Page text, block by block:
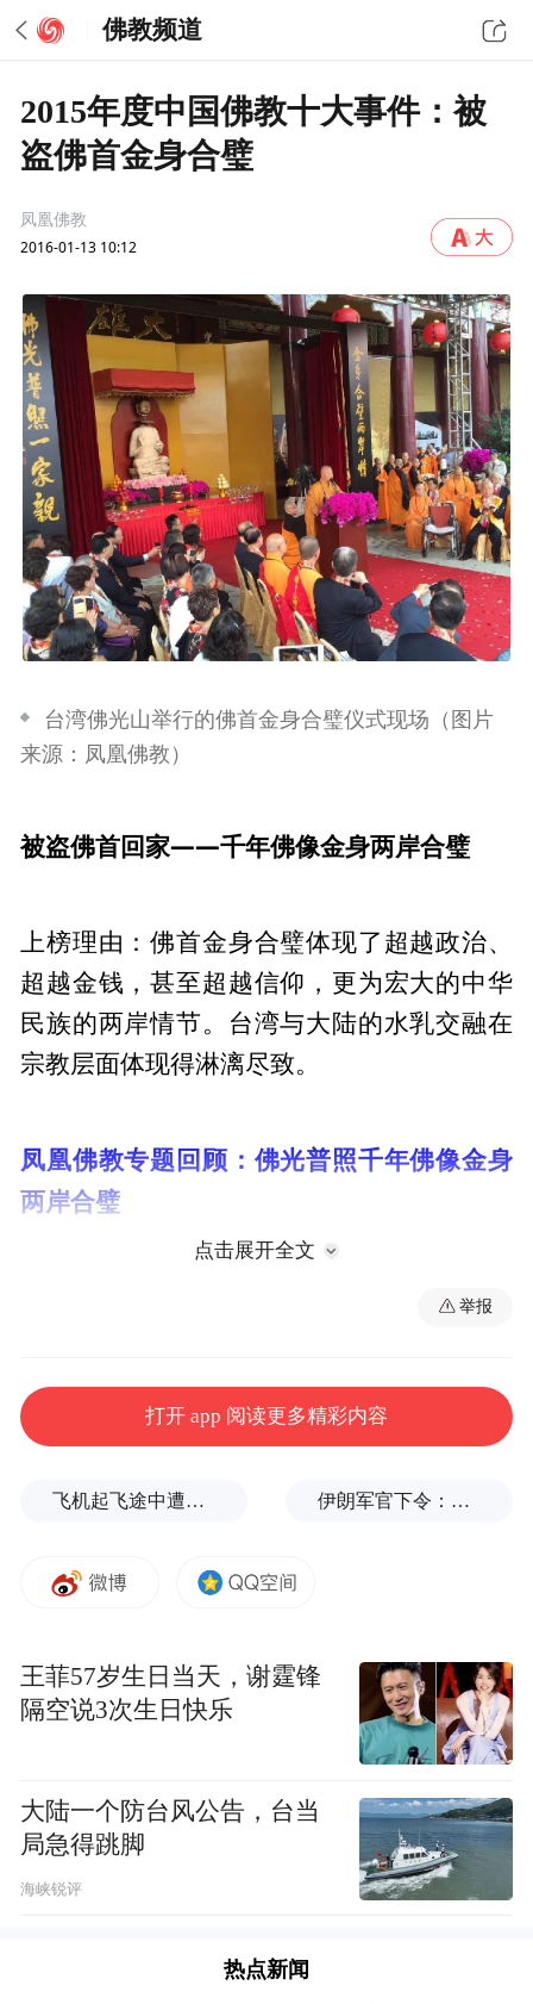
佛教频道
2015年度中国佛教十大事件：被
盗佛首金身合璧
凤凰佛教
2016-01-13 10:12
台湾佛光山举行的佛首金身合璧仪式现场（图片
来源：凤凰佛教）
被盗佛首回家——千年佛像金身两岸合璧
上榜理由：佛首金身合璧体现了超越政治、
超越金钱，甚至超越信仰，更为宏大的中华
民族的两岸情节。台湾与大陆的水乳交融在
宗教层面体现得淋漓尽致。
凤凰佛教专题回顾：佛光普照千年佛像金身
两岸合璧
点击展开全文
举报
打开 app 阅读更多精彩内容
飞机起飞途中遭雷击！航班滞留3小时临时换机 伊朗军官下令：如果美军踏上我国领土，就砍掉他们脚！
王菲57岁生日当天，谢霆锋
隔空说3次生日快乐
大陆一个防台风公告，台当
局急得跳脚
海峡锐评
热点新闻